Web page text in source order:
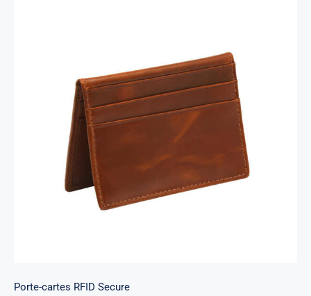
Porte-cartes RFID Secure
Porte-cartes RFID Secure